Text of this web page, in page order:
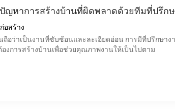
ญหาการสร้างบ้านที่ผิดพลาดด้วยทีมที่ปรึก
อสร้าง
ถือว่าเป็นงานที่ซับซ้อนและละเอียดอ่อน การมีที่ปรึกษาง
งการสร้างบ้านเพื่อช่วยคุณภาพงานให้เป็นไปตาม